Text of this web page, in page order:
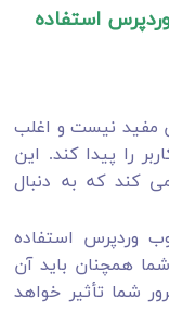
استفاده
نیست و اغلب
را پیدا کند. این
کند که به دنبال
وردپرس استفاده
همچنان باید آن
شما تأثیر خواهد